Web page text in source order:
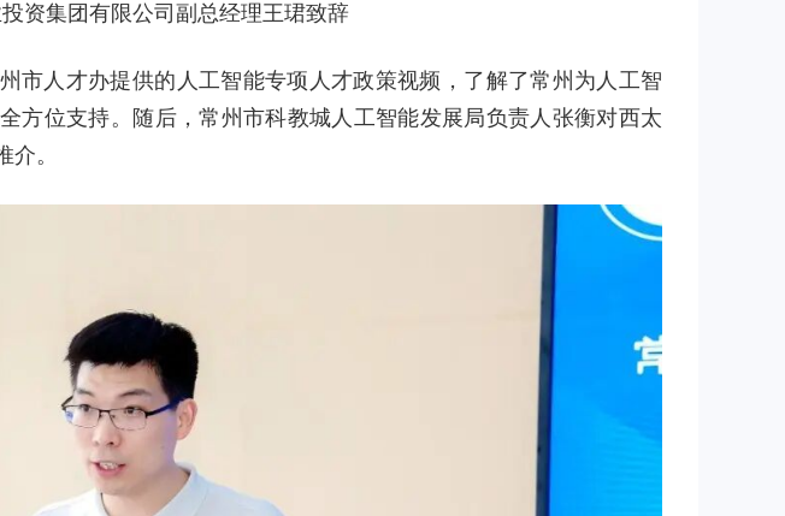
资集团有限公司副总经理王珺致辞
市人才办提供的人工智能专项人才政策视频，了解了常州为人工智
方位支持。随后，常州市科教城人工智能发展局负责人张衡对西太
。